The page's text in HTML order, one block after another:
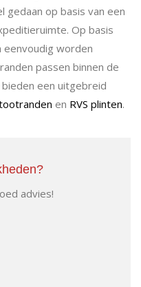
gedaan op basis van een
Op basis
eenvoudig worden
passen binnen de
een uitgebreid
en RVS plinten.
advies!